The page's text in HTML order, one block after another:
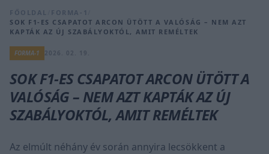
FŐOLDAL FORMA-1
SOK F1-ES CSAPATOT ARCON ÜTÖTT A VALÓSÁG – NEM AZT
KAPTÁK AZ ÚJ SZABÁLYOKTÓL, AMIT REMÉLTEK
FORMA-1
SOK F1-ES CSAPATOT ARCON ÜTÖTT A
VALÓSÁG – NEM AZT KAPTÁK AZ ÚJ
SZABÁLYOKTÓL, AMIT REMÉLTEK
Az elmúlt néhány év során annyira lecsökkent a